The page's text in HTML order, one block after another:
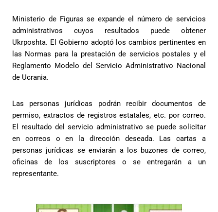
Ministerio de Figurasse expande el número de servicios
administrativos cuyos resultados puede obtener
Ukrposhta. El Gobierno adoptó los cambios pertinentes en
las Normas para la prestación de servicios postales y el
Reglamento Modelo del Servicio Administrativo Nacional
de Ucrania.
Las personas jurídicas podrán recibir documentos de
permiso, extractos de registros estatales, etc. por correo.
El resultado del servicio administrativo se puede solicitar
en correos o en la dirección deseada. Las cartas a
personas jurídicas se enviarán a los buzones de correo,
oficinas de los suscriptores o se entregarán a un
representante.